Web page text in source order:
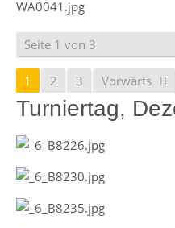
Seite 1 von 3
1 2 3 Vorwärts
Turniertag,